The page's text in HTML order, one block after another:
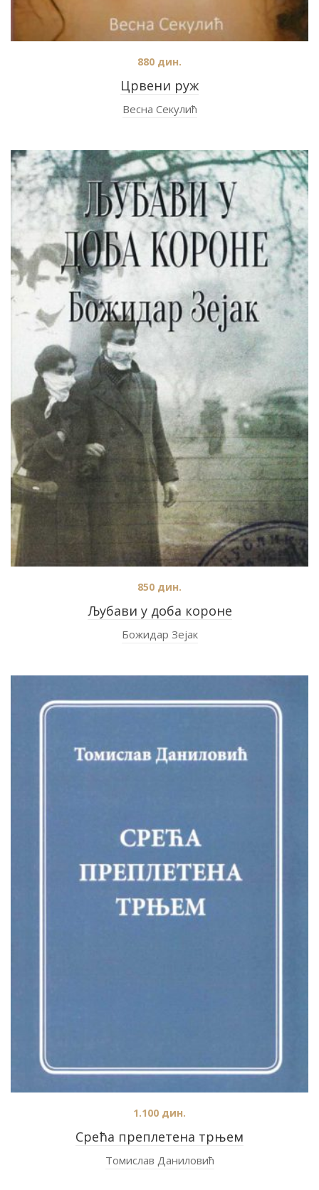
Црвени руж
880 дин.
Весна Секулић
Љубави у доба короне
850 дин.
Божидар Зејак
Срећа преплетена трњем
1.100 дин.
Томислав Даниловић